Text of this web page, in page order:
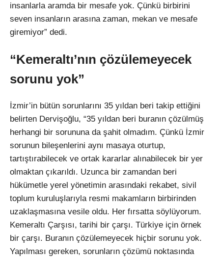
insanlarla aramda bir mesafe yok. Çünkü birbirini
seven insanların arasına zaman, mekan ve mesafe
giremiyor” dedi.
“Kemeraltı’nın çözülemeyecek
sorunu yok”
İzmir’in bütün sorunlarını 35 yıldan beri takip ettiğini
belirten Dervişoğlu, “35 yıldan beri buranın çözülmüş
herhangi bir sorununa da şahit olmadım. Çünkü İzmir
sorunun bileşenlerini aynı masaya oturtup,
tartıştırabilecek ve ortak kararlar alınabilecek bir yer
olmaktan çıkarıldı. Uzunca bir zamandan beri
hükümetle yerel yönetimin arasındaki rekabet, sivil
toplum kuruluşlarıyla resmi makamların birbirinden
uzaklaşmasına vesile oldu. Her fırsatta söylüyorum.
Kemeraltı Çarşısı, tarihi bir çarşı. Türkiye için örnek
bir çarşı. Buranın çözülemeyecek hiçbir sorunu yok.
Yapılması gereken, sorunların çözümü noktasında